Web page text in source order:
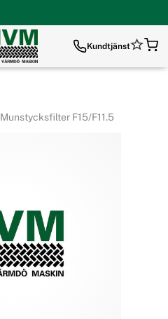
Kundtjänst
Munstycksfilter F15/F11.5